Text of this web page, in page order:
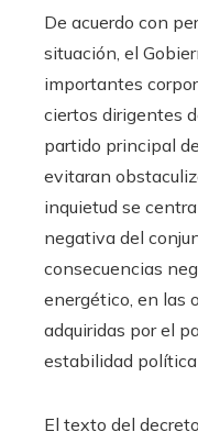
De acuerdo con
situación, el
importantes
ciertos dirigentes
partido principal
evitaran
inquietud se
negativa del
consecuencias
energético, en las
adquiridas por el
estabilidad
El texto del